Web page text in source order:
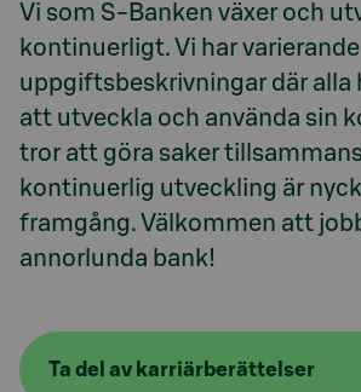
Vi som S-Banken växer och
kontinuerligt. Vi har varierande
uppgiftsbeskrivningar där alla
att utveckla och använda sin
tror att göra saker
kontinuerlig utveckling är
framgång. Välkommen att
annorlunda bank!
Ta del av karriärberättelser